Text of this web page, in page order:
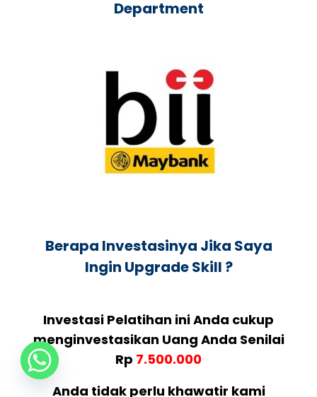
Department
Berapa Investasinya Jika Saya
Ingin Upgrade Skill ?
Investasi Pelatihan ini Anda cukup
menginvestasikan Uang Anda Senilai
Rp 7.500.000
Anda tidak perlu khawatir kami